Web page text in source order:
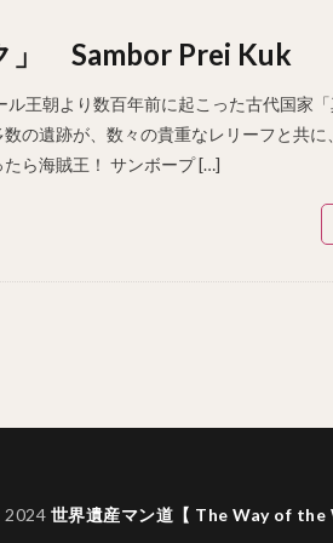
」 Sambor Prei Kuk
王朝より数百年前に起こった古代国家
の遺跡が、数々の貴重なレリーフと共に
ら海賊王！ サンボープ […]
世界遺産マン道【 The Way of